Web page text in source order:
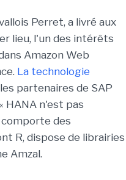
Perret, a livré aux
lieu, l'un des intérêts
Amazon Web
La technologie
partenaires de SAP
HANA n'est pas
des
R, dispose de librairies
Amzal.